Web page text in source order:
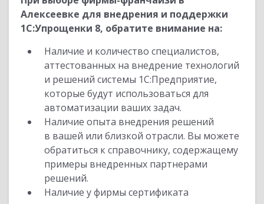
Алексеевке для внедрения и поддержки
1С:Упрощенки 8, обратите внимание на:
Наличие и количество специалистов,
аттестованных на внедрение технологий
и решений системы 1С:Предприятие,
которые будут использоваться для
автоматизации ваших задач.
Наличие опыта внедрения решений
в вашей или близкой отрасли. Вы можете
обратиться к справочнику, содержащему
примеры внедренных партнерами
решений.
Наличие у фирмы сертификата